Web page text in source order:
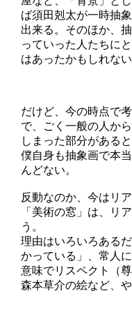
ば須田剋太が一時抽
出来る。そのほか、
っていった人たちに
はあったかもしれない
だけど、今の時点で
で、ごく一般の人か
しまった部分があると
僕自身も抽象画で本
んどない。
反動なのか、今はリ
「美術の窓」は、リ
う。
理由はいろいろある
かっている」、常人
意味でリスペクト（
森本草介の絵など、